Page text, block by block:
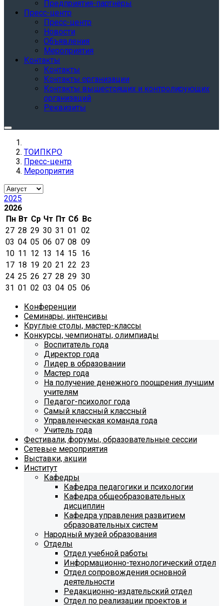
Предприятия-партнёры
Пресс-центр
Пресс-центр
Новости
Объявления
Мероприятия
Контакты
Контакты
Контакты организации
Контакты вышестоящих и контролирующих
организаций
Реквизиты
ТОИПКРО
Пресс-центр
Мероприятия
2025
2026
Пн Вт Ср Чт Пт Сб Вс
27 28 29 30 31 01 02
03 04 05 06 07 08 09
10 11 12 13 14 15 16
17 18 19 20 21 22 23
24 25 26 27 28 29 30
31 01 02 03 04 05 06
Конференции
Семинары, интенсивы
Круглые столы, мастер-классы
Конкурсы, чемпионаты, олимпиады
Воспитатель года
Директор года
Лидер в образовании
Мастер года
На получение денежного поощрения лучшим
учителям
Педагог-психолог года
Самый классный классный
Управленческая команда года
Учитель года
Фестивали, форумы, образовательные сессии
Сетевые мероприятия
Выставки, акции
Институт
Кафедры
Кафедра педагогики и психологии
Кафедра общеобразовательных
дисциплин
Кафедра управления развитием
образовательных систем
Народный музей образования
Отделы
Отдел учебной работы
Информационно-технологический отдел
Отдел сопровождения основной
деятельности
Редакционно-издательский отдел
Отдел по реализации проектов и